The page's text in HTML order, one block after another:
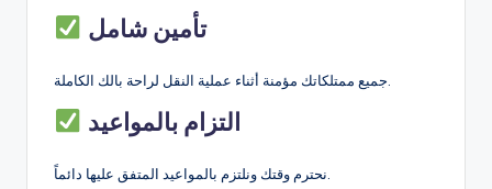
تأمين شامل
التزام بالمواعيد